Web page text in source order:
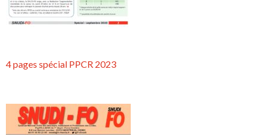
4 pages spécial PPCR 2023